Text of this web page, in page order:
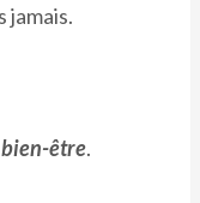
jamais.
bien-être.